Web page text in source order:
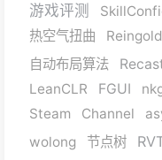
游戏评测
热空气扭曲
自动布局算法
LeanCLR FGUI
Steam
Channel
wolong
节点树